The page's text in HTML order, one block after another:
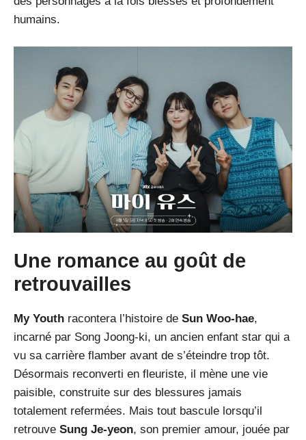
humains.
Une romance au goût de
retrouvailles
My Youth racontera l’histoire de Sun Woo-hae,
incarné par Song Joong-ki, un ancien enfant star qui a
vu sa carrière flamber avant de s’éteindre trop tôt.
Désormais reconverti en fleuriste, il mène une vie
paisible, construite sur des blessures jamais
totalement refermées. Mais tout bascule lorsqu’il
retrouve Sung Je-yeon, son premier amour, jouée par